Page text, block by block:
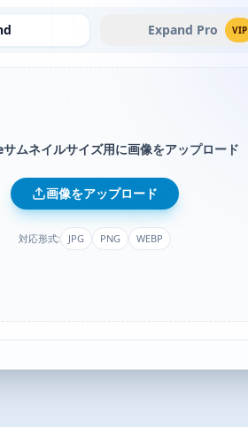
Expand Pro VIP
ムネイルサイズ用に画像をアップロード
画像をアップロード
対応形式: JPG PNG WEBP